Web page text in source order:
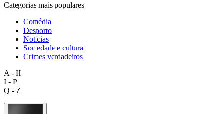
Categorias mais populares
Comédia
Desporto
Notícias
Sociedade e cultura
Crimes verdadeiros
A - H
I - P
Q - Z